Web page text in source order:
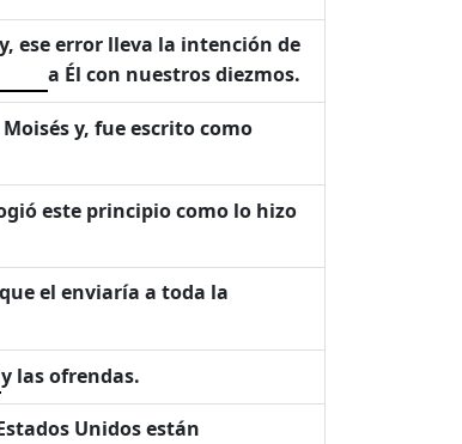
ese error lleva la intención de
a Él con nuestros diezmos.
y, fue escrito como
este principio como lo hizo
el enviaría a toda la
y las ofrendas.
Unidos están